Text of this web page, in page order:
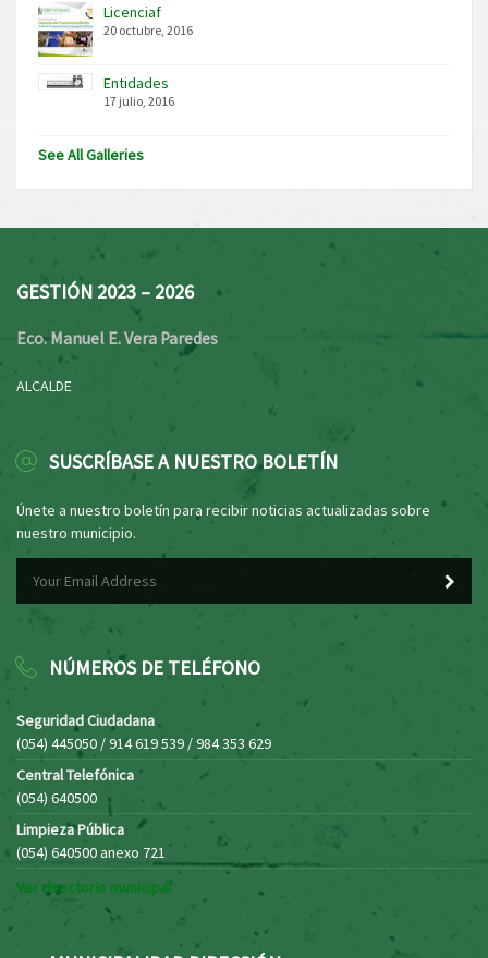
Licenciaf
20 octubre, 2016
Entidades
17 julio, 2016
See All Galleries
GESTIÓN 2023 – 2026
Eco. Manuel E. Vera Paredes
ALCALDE
SUSCRÍBASE A NUESTRO BOLETÍN
Únete a nuestro boletín para recibir noticias actualizadas sobre
nuestro municipio.
NÚMEROS DE TELÉFONO
Seguridad Ciudadana
(054) 445050 / 914 619 539 / 984 353 629
Central Telefónica
(054) 640500
Limpieza Pública
(054) 640500 anexo 721
Ver directorio municipal